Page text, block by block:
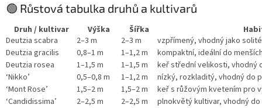
🟢 Růstová tabulka druhů a kultivarů
Druh / kultivar Výška Šířka
Deutzia scabra
2–3 m 2–3 m
vzpřímený, vhodný jako
Deutzia gracilis
0,8–1 m 1–1,2 m
kompaktní, ideální do
Deutzia rosea
1–1,5 m 1–1,5 m
keř střední velikosti, vhodný
‘Nikko’
0,5–0,8 m 1–1,2 m
nízký, rozkladitý, vhodný do
‘Mont Rose’
1,5–2 m 1,5–2 m
keř s růžovým kvetením pro
‘Candidissima’
2–2,5 m 2–2,5 m plnokvětý kultivar, vhodný